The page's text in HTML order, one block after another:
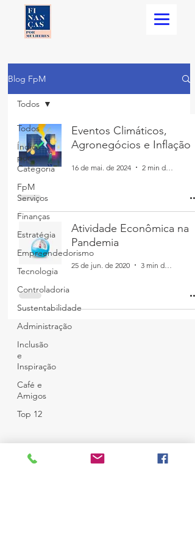
Blog FpM
Todos
Índice
por
Categoria
FpM
Serviços
Finanças
Estratégia
Empreendedorismo
Tecnologia
Controladoria
Sustentabilidade
Administração
Inclusão
e
Inspiração
Café e
Amigos
Top 12
Todos
Eventos Climáticos,
Agronegócios e Inflação
16 de mai. de 2024
Atividade Econômica na
Pandemia
25 de jun. de 2020